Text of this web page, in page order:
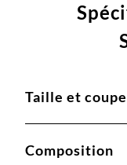
Taille et coupe
Composition